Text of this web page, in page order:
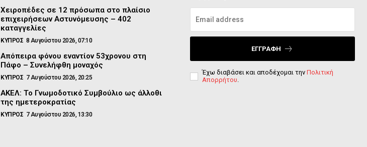
Χειροπέδες σε 12 πρόσωπα στο πλαίσιο
επιχειρήσεων Αστυνόμευσης – 402
καταγγελίες
ΚΥΠΡΟΣ 8 Αυγούστου 2026, 07:10
Απόπειρα φόνου εναντίον 53χρονου στη
Πάφο – Συνελήφθη μοναχός
ΚΥΠΡΟΣ 7 Αυγούστου 2026, 20:25
ΑΚΕΛ: Το Γνωμοδοτικό Συμβούλιο ως άλλοθι
της ημετεροκρατίας
ΚΥΠΡΟΣ 7 Αυγούστου 2026, 13:30
ΕΓΓΡΑΦΉ
Έχω διαβάσει και αποδέχομαι την Πολιτική
Απορρήτου.